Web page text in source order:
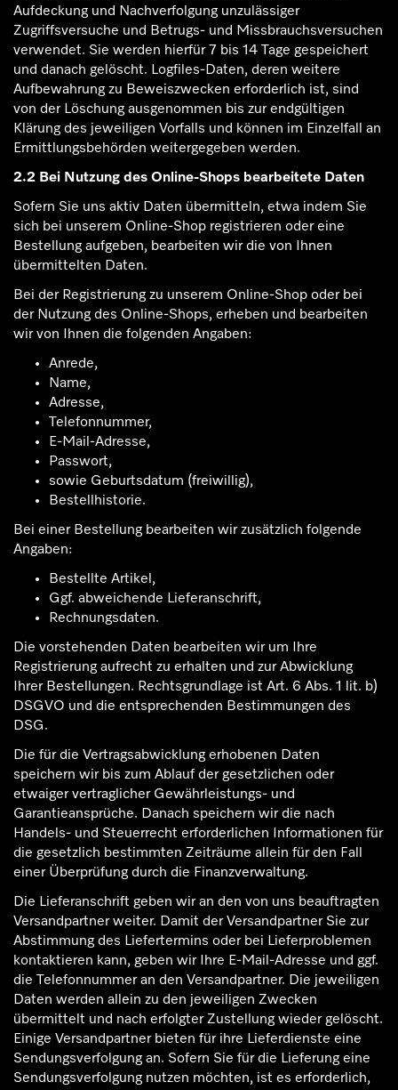
Aufdeckung und Nachverfolgung unzulässiger
Zugriffsversuche und Betrugs- und Missbrauchsversuchen
verwendet. Sie werden hierfür 7 bis 14 Tage gespeichert
und danach gelöscht. Logfiles-Daten, deren weitere
Aufbewahrung zu Beweiszwecken erforderlich ist, sind
von der Löschung ausgenommen bis zur endgültigen
Klärung des jeweiligen Vorfalls und können im Einzelfall an
Ermittlungsbehörden weitergegeben werden.
2.2 Bei Nutzung des Online-Shops bearbeitete Daten
Sofern Sie uns aktiv Daten übermitteln, etwa indem Sie
sich bei unserem Online-Shop registrieren oder eine
Bestellung aufgeben, bearbeiten wir die von Ihnen
übermittelten Daten.
Bei der Registrierung zu unserem Online-Shop oder bei
der Nutzung des Online-Shops, erheben und bearbeiten
wir von Ihnen die folgenden Angaben:
Anrede,
Name,
Adresse,
Telefonnummer,
E-Mail-Adresse,
Passwort,
sowie Geburtsdatum (freiwillig),
Bestellhistorie.
Bei einer Bestellung bearbeiten wir zusätzlich folgende
Angaben:
Bestellte Artikel,
Ggf. abweichende Lieferanschrift,
Rechnungsdaten.
Die vorstehenden Daten bearbeiten wir um Ihre
Registrierung aufrecht zu erhalten und zur Abwicklung
Ihrer Bestellungen. Rechtsgrundlage ist Art. 6 Abs. 1 lit. b)
DSGVO und die entsprechenden Bestimmungen des
DSG.
Die für die Vertragsabwicklung erhobenen Daten
speichern wir bis zum Ablauf der gesetzlichen oder
etwaiger vertraglicher Gewährleistungs- und
Garantieansprüche. Danach speichern wir die nach
Handels- und Steuerrecht erforderlichen Informationen für
die gesetzlich bestimmten Zeiträume allein für den Fall
einer Überprüfung durch die Finanzverwaltung.
Die Lieferanschrift geben wir an den von uns beauftragten
Versandpartner weiter. Damit der Versandpartner Sie zur
Abstimmung des Liefertermins oder bei Lieferproblemen
kontaktieren kann, geben wir Ihre E-Mail-Adresse und ggf.
die Telefonnummer an den Versandpartner. Die jeweiligen
Daten werden allein zu den jeweiligen Zwecken
übermittelt und nach erfolgter Zustellung wieder gelöscht.
Einige Versandpartner bieten für ihre Lieferdienste eine
Sendungsverfolgung an. Sofern Sie für die Lieferung eine
Sendungsverfolgung nutzen möchten, ist es erforderlich,